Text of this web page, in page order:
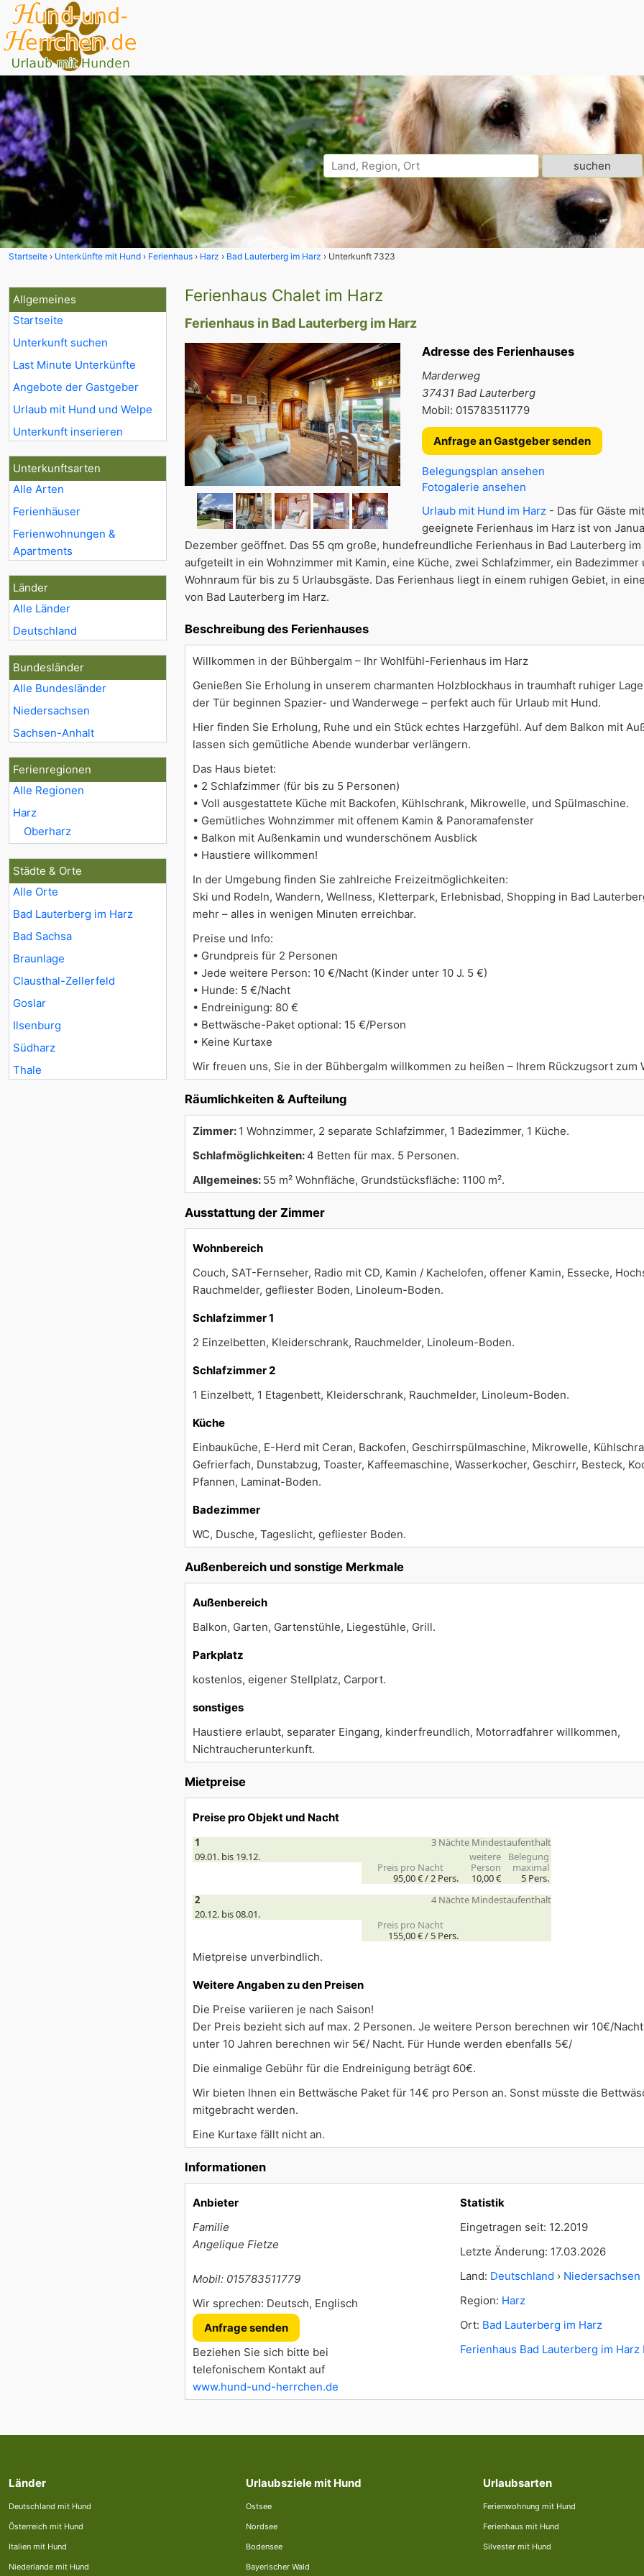
Startseite Unterkünfte mit Hund Ferienhaus Harz Bad Lauterberg im Harz Unterkunft 7323
Allgemeines
Startseite
Unterkunft suchen
Last Minute Unterkünfte
Angebote der Gastgeber
Urlaub mit Hund und Welpe
Unterkunft inserieren
Unterkunftsarten
Alle Arten
Ferienhäuser
Ferienwohnungen &
Apartments
Länder
Alle Länder
Deutschland
Bundesländer
Alle Bundesländer
Niedersachsen
Sachsen-Anhalt
Ferienregionen
Alle Regionen
Harz
Oberharz
Städte & Orte
Alle Orte
Bad Lauterberg im Harz
Bad Sachsa
Braunlage
Clausthal-Zellerfeld
Goslar
Ilsenburg
Südharz
Thale
Ferienhaus Chalet im Harz
Ferienhaus in Bad Lauterberg im Harz
Adresse des Ferienhauses
Marderweg
37431 Bad Lauterberg
Mobil: 015783511779
Anfrage an Gastgeber senden
Belegungsplan ansehen
Fotogalerie ansehen
Urlaub mit Hund im Harz - Das für Gäste
geeignete Ferienhaus im Harz ist von
Dezember geöffnet. Das 55 qm große, hundefreundliche Ferienhaus in Bad Lauterberg im
aufgeteilt in ein Wohnzimmer mit Kamin, eine Küche, zwei Schlafzimmer, ein Badezimmer
Wohnraum für bis zu 5 Urlaubsgäste. Das Ferienhaus liegt in einem ruhigen Gebiet, in
von Bad Lauterberg im Harz.
Beschreibung des Ferienhauses
Willkommen in der Bühbergalm – Ihr Wohlfühl-Ferienhaus im Harz
Genießen Sie Erholung in unserem charmanten Holzblockhaus in traumhaft ruhiger
der Tür beginnen Spazier- und Wanderwege – perfekt auch für Urlaub mit Hund.
Hier finden Sie Erholung, Ruhe und ein Stück echtes Harzgefühl. Auf dem Balkon mit
lassen sich gemütliche Abende wunderbar verlängern.
Das Haus bietet:
• 2 Schlafzimmer (für bis zu 5 Personen)
• Voll ausgestattete Küche mit Backofen, Kühlschrank, Mikrowelle, und Spülmaschine.
• Gemütliches Wohnzimmer mit offenem Kamin & Panoramafenster
• Balkon mit Außenkamin und wunderschönem Ausblick
• Haustiere willkommen!
In der Umgebung finden Sie zahlreiche Freizeitmöglichkeiten:
Ski und Rodeln, Wandern, Wellness, Kletterpark, Erlebnisbad, Shopping in Bad
mehr – alles in wenigen Minuten erreichbar.
Preise und Info:
• Grundpreis für 2 Personen
• Jede weitere Person: 10 €/Nacht (Kinder unter 10 J. 5 €)
• Hunde: 5 €/Nacht
• Endreinigung: 80 €
• Bettwäsche-Paket optional: 15 €/Person
• Keine Kurtaxe
Wir freuen uns, Sie in der Bühbergalm willkommen zu heißen – Ihrem Rückzugsort zum
Räumlichkeiten & Aufteilung
Zimmer: 1 Wohnzimmer, 2 separate Schlafzimmer, 1 Badezimmer, 1 Küche.
Schlafmöglichkeiten: 4 Betten für max. 5 Personen.
Allgemeines: 55 m² Wohnfläche, Grundstücksfläche: 1100 m².
Ausstattung der Zimmer
Wohnbereich
Couch, SAT-Fernseher, Radio mit CD, Kamin / Kachelofen, offener Kamin, Essecke,
Rauchmelder, gefliester Boden, Linoleum-Boden.
Schlafzimmer 1
2 Einzelbetten, Kleiderschrank, Rauchmelder, Linoleum-Boden.
Schlafzimmer 2
1 Einzelbett, 1 Etagenbett, Kleiderschrank, Rauchmelder, Linoleum-Boden.
Küche
Einbauküche, E-Herd mit Ceran, Backofen, Geschirrspülmaschine, Mikrowelle,
Gefrierfach, Dunstabzug, Toaster, Kaffeemaschine, Wasserkocher, Geschirr, Besteck,
Pfannen, Laminat-Boden.
Badezimmer
WC, Dusche, Tageslicht, gefliester Boden.
Außenbereich und sonstige Merkmale
Außenbereich
Balkon, Garten, Gartenstühle, Liegestühle, Grill.
Parkplatz
kostenlos, eigener Stellplatz, Carport.
sonstiges
Haustiere erlaubt, separater Eingang, kinderfreundlich, Motorradfahrer willkommen,
Nichtraucherunterkunft.
Mietpreise
Preise pro Objekt und Nacht
1
3 Nächte Mindestaufenthalt
09.01. bis 19.12.
Preis pro Nacht
weitere
Person
Belegung
maximal
95,00 € /2 Pers. 10,00 €
5 Pers.
2
4 Nächte Mindestaufenthalt
20.12. bis 08.01.
Preis pro Nacht
155,00 € / 5 Pers.
Mietpreise unverbindlich.
Weitere Angaben zu den Preisen
Die Preise variieren je nach Saison!
Der Preis bezieht sich auf max. 2 Personen. Je weitere Person berechnen wir 10€/
unter 10 Jahren berechnen wir 5€/ Nacht. Für Hunde werden ebenfalls 5€/
Die einmalige Gebühr für die Endreinigung beträgt 60€.
Wir bieten Ihnen ein Bettwäsche Paket für 14€ pro Person an. Sonst müsste die
mitgebracht werden.
Eine Kurtaxe fällt nicht an.
Informationen
Anbieter
Familie
Angelique Fietze
Mobil: 015783511779
Wir sprechen: Deutsch, Englisch
Anfrage senden
Beziehen Sie sich bitte bei
telefonischem Kontakt auf
www.hund-und-herrchen.de
Statistik
Eingetragen seit: 12.2019
Letzte Änderung: 17.03.2026
Land: Deutschland › Niedersachsen
Region: Harz
Ort: Bad Lauterberg im Harz
Ferienhaus Bad Lauterberg im Harz
Länder
Deutschland mit Hund
Österreich mit Hund
Italien mit Hund
Niederlande mit Hund
Urlaubsziele mit Hund
Ostsee
Nordsee
Bodensee
Bayerischer Wald
Urlaubsarten
Ferienwohnung mit Hund
Ferienhaus mit Hund
Silvester mit Hund